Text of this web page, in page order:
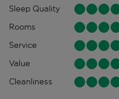
Sleep Quality
Rooms
Service
Value
Cleanliness